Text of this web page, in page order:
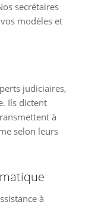
secrétaires
modèles et
judiciaires,
Ils dictent
à
selon leurs
à